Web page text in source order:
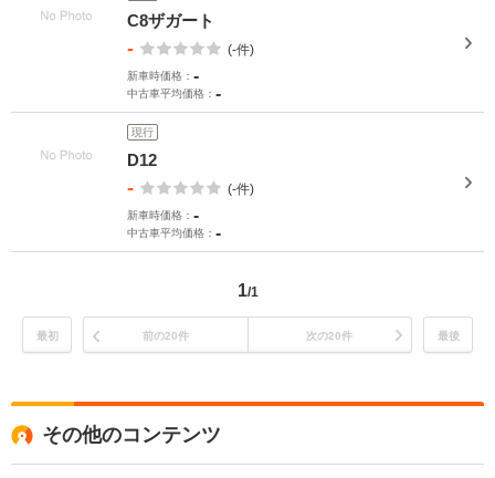
C8ザガート
- (-件)
新車時価格： -
中古車平均価格： -
現行
D12
- (-件)
新車時価格： -
中古車平均価格： -
1/1
最初 前の20件 次の20件 最後
その他のコンテンツ